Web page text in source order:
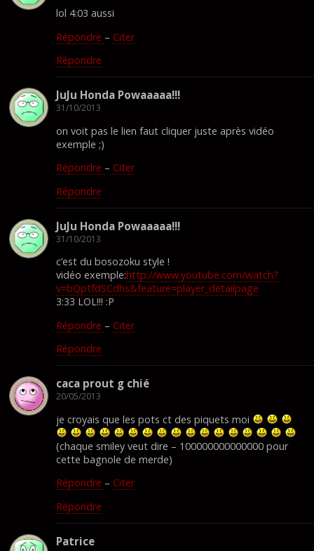
lol 4:03 aussi
Répondre – Citer
Répondre
JuJu Honda Powaaaaa!!!
31/10/2013
on voit pas le lien faut cliquer juste après vidéo
exemple ;)
Répondre – Citer
Répondre
JuJu Honda Powaaaaa!!!
31/10/2013
c’est du bosozoku style !
vidéo exemple:http://www.youtube.com/watch?
v=bQptfdSCdhs&feature=player_detailpage
3:33 LOL!!! :P
Répondre – Citer
Répondre
caca prout g chié
20/05/2013
je croyais que les pots ct des piquets moi
(chaque smiley veut dire – 100000000000000 pour
cette bagnole de merde)
Répondre – Citer
Répondre
Patrice